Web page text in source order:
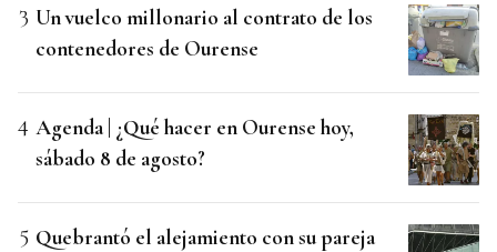
Un vuelco millonario al contrato de los
contenedores de Ourense
Agenda | ¿Qué hacer en Ourense hoy,
sábado 8 de agosto?
Quebrantó el alejamiento con su pareja